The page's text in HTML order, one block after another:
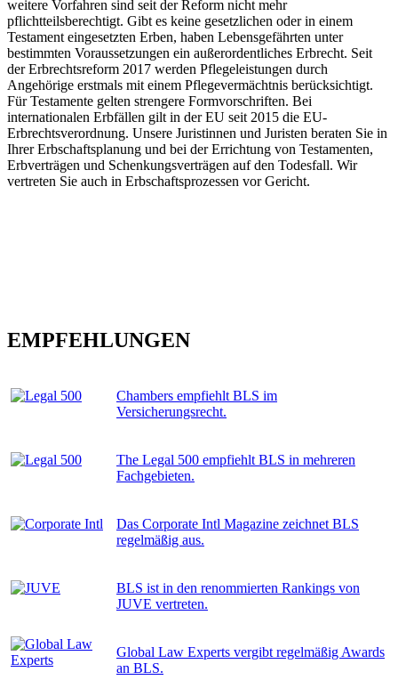
weitere Vorfahren sind seit der Reform nicht mehr
pflichtteilsberechtigt. Gibt es keine gesetzlichen oder in einem
Testament eingesetzten Erben, haben Lebensgefährten unter
bestimmten Voraussetzungen ein außerordentliches Erbrecht. Seit
der Erbrechtsreform 2017 werden Pflegeleistungen durch
Angehörige erstmals mit einem Pflegevermächtnis berücksichtigt.
Für Testamente gelten strengere Formvorschriften. Bei
internationalen Erbfällen gilt in der EU seit 2015 die EU-
Erbrechtsverordnung. Unsere Juristinnen und Juristen beraten Sie in
Ihrer Erbschaftsplanung und bei der Errichtung von Testamenten,
Erbverträgen und Schenkungsverträgen auf den Todesfall. Wir
vertreten Sie auch in Erbschaftsprozessen vor Gericht.
EMPFEHLUNGEN
Chambers empfiehlt BLS im
Versicherungsrecht.
The Legal 500 empfiehlt BLS in mehreren
Fachgebieten.
Das Corporate Intl Magazine zeichnet BLS
regelmäßig aus.
BLS ist in den renommierten Rankings von
JUVE vertreten.
Global Law Experts vergibt regelmäßig Awards
an BLS.